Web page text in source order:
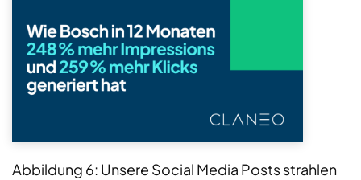
Abbildung 6: Unsere Social Media Posts strahlen